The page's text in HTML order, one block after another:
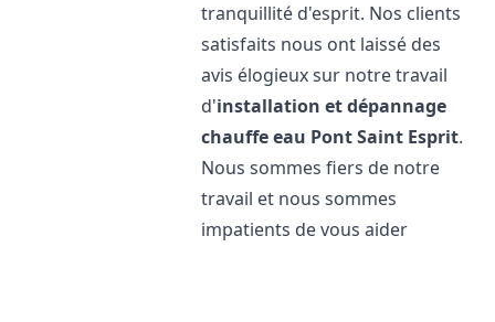
tranquillité d'esprit. Nos clients
satisfaits nous ont laissé des
avis élogieux sur notre travail
d'installation et dépannage
chauffe eau Pont Saint Esprit.
Nous sommes fiers de notre
travail et nous sommes
impatients de vous aider